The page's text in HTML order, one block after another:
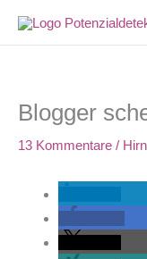
Inhalt
Blogger
13 Kommentare /